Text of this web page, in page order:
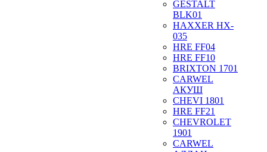
GESTALT
BLK01
HAXXER HX-
035
HRE FF04
HRE FF10
BRIXTON 1701
CARWEL
АКУШ
CHEVI 1801
HRE FF21
CHEVROLET
1901
CARWEL